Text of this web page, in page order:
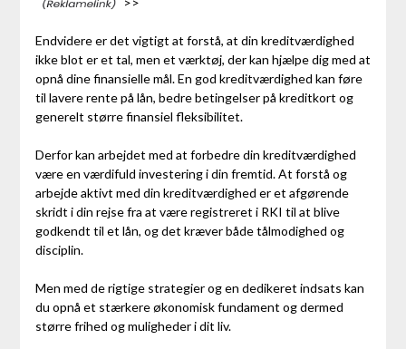
Endvidere er det vigtigt at forstå, at din kreditværdighed
ikke blot er et tal, men et værktøj, der kan hjælpe dig med at
opnå dine finansielle mål. En god kreditværdighed kan føre
til lavere rente på lån, bedre betingelser på kreditkort og
generelt større finansiel fleksibilitet.
Derfor kan arbejdet med at forbedre din kreditværdighed
være en værdifuld investering i din fremtid. At forstå og
arbejde aktivt med din kreditværdighed er et afgørende
skridt i din rejse fra at være registreret i RKI til at blive
godkendt til et lån, og det kræver både tålmodighed og
disciplin.
Men med de rigtige strategier og en dedikeret indsats kan
du opnå et stærkere økonomisk fundament og dermed
større frihed og muligheder i dit liv.